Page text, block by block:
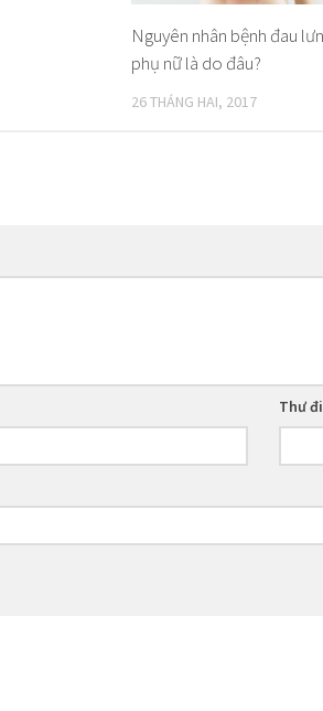
Nguyên nhân bệnh đau
phụ nữ là do đâu?
26 THÁNG HAI, 2017
Thư